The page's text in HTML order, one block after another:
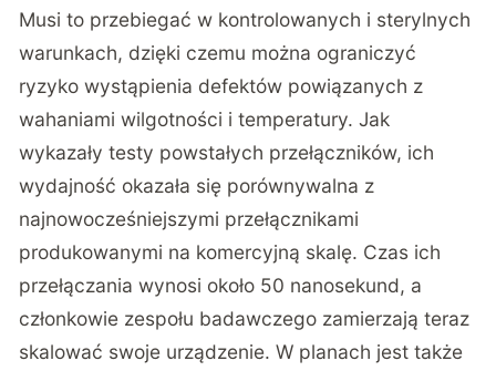
Musi to przebiegać w kontrolowanych i sterylnych
warunkach, dzięki czemu można ograniczyć
ryzyko wystąpienia defektów powiązanych z
wahaniami wilgotności i temperatury. Jak
wykazały testy powstałych przełączników, ich
wydajność okazała się porównywalna z
najnowocześniejszymi przełącznikami
produkowanymi na komercyjną skalę. Czas ich
przełączania wynosi około 50 nanosekund, a
członkowie zespołu badawczego zamierzają teraz
skalować swoje urządzenie. W planach jest także